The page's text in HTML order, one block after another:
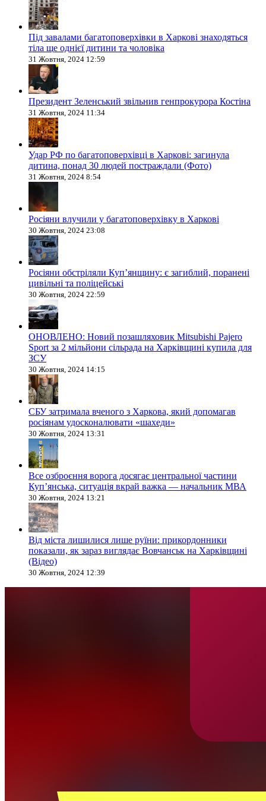
Під завалами багатоповерхівки в Харкові знаходяться
тіла ще однієї дитини та чоловіка
31 Жовтня, 2024 12:59
Президент Зеленський звільнив генпрокурора Костіна
31 Жовтня, 2024 11:34
Удар РФ по багатоповерхівці в Харкові: загинула
дитина, понад 30 людей постраждали (Фото)
31 Жовтня, 2024 8:54
Росіяни влучили у багатоповерхівку в Харкові
30 Жовтня, 2024 23:08
Росіяни обстріляли Купʼянщину: є загиблий, поранені
цивільні та поліцейські
30 Жовтня, 2024 22:59
ОНОВЛЕНО: Новий позашляховик Mitsubishi Pajero
Sport за 2 мільйони сільрада на Харківщині купила для
ЗСУ
30 Жовтня, 2024 14:15
СБУ затримала вченого з Харкова, який допомагав
росіянам удосконалювати «шахеди»
30 Жовтня, 2024 13:31
Все озброєння ворога досягає центральної частини
Куп’янська, ситуація вкрай важка — начальник МВА
30 Жовтня, 2024 13:21
Від міста лишилися лише руїни: прикордонники
показали, як зараз виглядає Вовчанськ на Харківщині
(Відео)
30 Жовтня, 2024 12:39